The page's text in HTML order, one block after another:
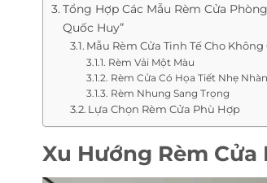
Tổng Hợp Các Mẫu Rèm Cửa
Quốc Huy”
Mẫu Rèm Cửa Tinh Tế Cho Không
Rèm Vải Một Màu
Rèm Cửa Có Họa Tiết Nhẹ
Rèm Nhung Sang Trọng
Lựa Chọn Rèm Cửa Phù Hợp
Xu Hướng Rèm